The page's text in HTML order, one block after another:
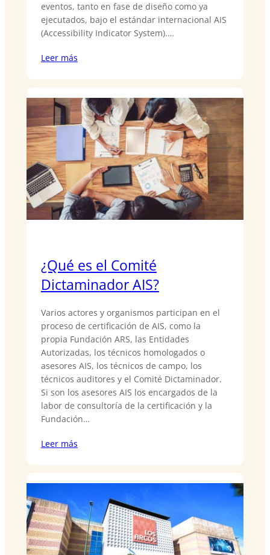
eventos, tanto en fase de diseño como ya
ejecutados, bajo el estándar internacional AIS
(Accessibility Indicator System).…
Leer más
¿Qué es el Comité
Dictaminador AIS?
Varios actores y organismos participan en el
proceso de certificación de AIS, como la
propia Fundación ARS, las Entidades
Autorizadas, los técnicos homologados o
asesores AIS, los técnicos de campo, los
técnicos auditores y el Comité Dictaminador.
Si son los asesores AIS los encargados de la
labor de consultoría de la certificación y la
Fundación…
Leer más